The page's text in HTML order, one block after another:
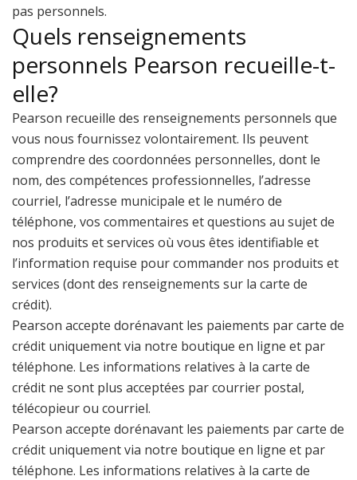
pas personnels.
Quels renseignements
personnels Pearson recueille-t-
elle?
Pearson recueille des renseignements personnels que
vous nous fournissez volontairement. Ils peuvent
comprendre des coordonnées personnelles, dont le
nom, des compétences professionnelles, l’adresse
courriel, l’adresse municipale et le numéro de
téléphone, vos commentaires et questions au sujet de
nos produits et services où vous êtes identifiable et
l’information requise pour commander nos produits et
services (dont des renseignements sur la carte de
crédit).
Pearson accepte dorénavant les paiements par carte de
crédit ​uniquement ​via notre boutique en ligne et par
téléphone. Les informations relatives à la carte de
crédit ne sont plus acceptées par courrier postal,
télécopieur ou courriel.
Pearson accepte dorénavant les paiements par carte de
crédit ​uniquement ​via notre boutique en ligne et par
téléphone. Les informations relatives à la carte de